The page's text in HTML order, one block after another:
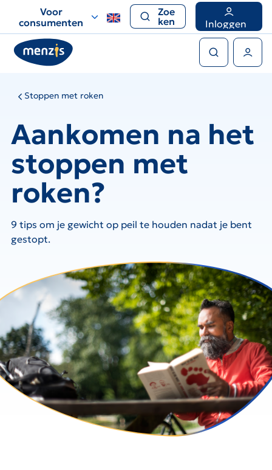
voor
snelle
navigatie
Voor
consumenten
Zoe
ken
Inloggen
Stoppen met roken
Aankomen na het
stoppen met
roken?
9 tips om je gewicht op peil te houden nadat je bent
gestopt.